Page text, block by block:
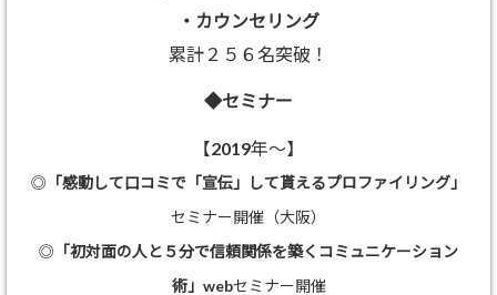
・カウンセリング
累計２５６名突破！
◆セミナー
【2019年～】
◎ 「感動して口コミで「宣伝」して貰えるプロファイリング」
セミナー開催（大阪）
◎ 「初対面の人と５分で信頼関係を築くコミュニケーション
術」 webセミナー開催